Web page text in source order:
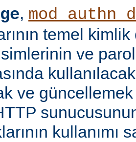
,
temel
ve
ve güncellemek
kullanımı